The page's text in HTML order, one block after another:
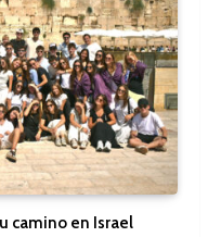
camino en Israel